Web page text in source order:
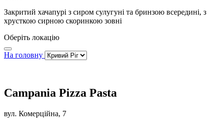
Закритий хачапурі з сиром сулугуні та бринзою всередині, з
хрусткою сирною скоринкою зовні
Оберіть локацію
На головну
Campania Pizza Pasta
вул. Комерційна, 7